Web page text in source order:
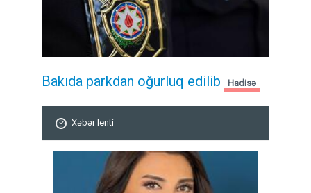
Bakıda parkdan oğurluq edilib Hadisə
Xəbər lenti